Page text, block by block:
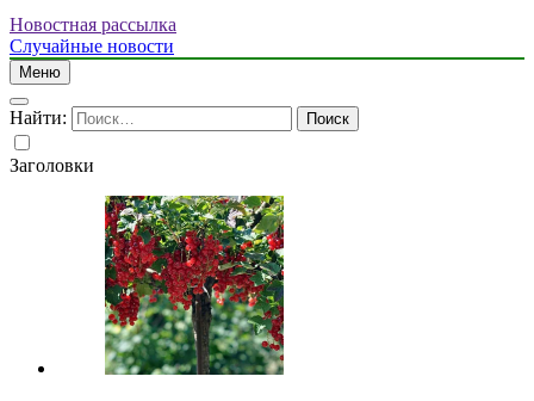
Новостная рассылка
Случайные новости
Меню
Найти:
Заголовки